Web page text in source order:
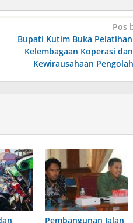
Pos
Bupati Kutim Buka
Kelembagaan Koperasi
Kewirausahaan
Pembangunan Jalan